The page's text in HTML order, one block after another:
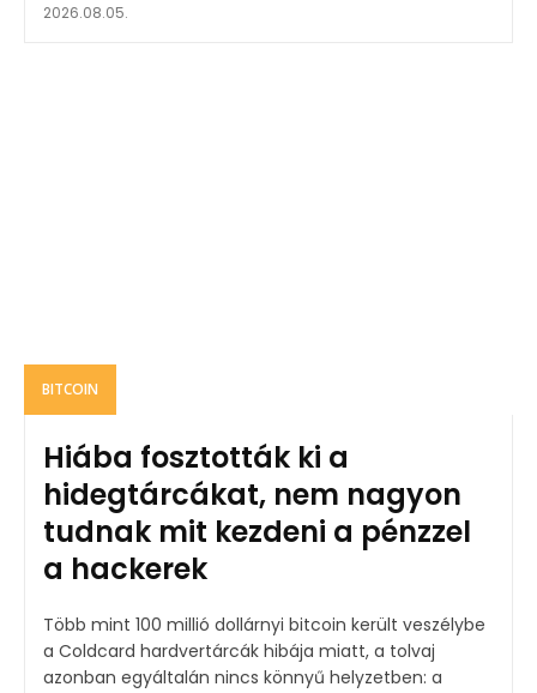
2026.08.05.
BITCOIN
Hiába fosztották ki a
hidegtárcákat, nem nagyon
tudnak mit kezdeni a pénzzel
a hackerek
Több mint 100 millió dollárnyi bitcoin került veszélybe
a Coldcard hardvertárcák hibája miatt, a tolvaj
azonban egyáltalán nincs könnyű helyzetben: a